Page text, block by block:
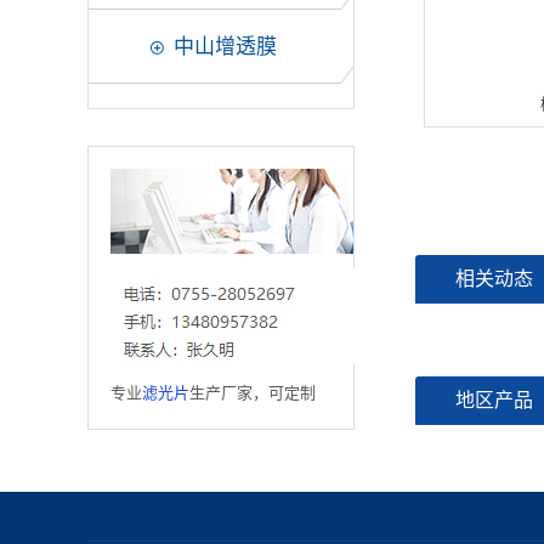
中山增透膜
专业滤光片生产厂家，可定制
相关动态
地区产品